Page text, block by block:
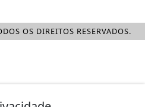
OS DIREITOS RESERVADOS.